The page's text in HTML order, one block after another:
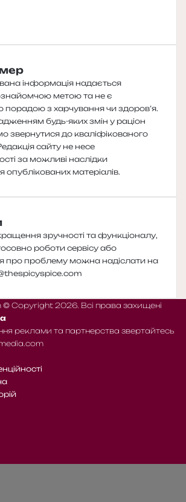
інформація надається
метою та не є
з харчування чи здоров’я.
будь-яких змін у раціон
звернутися до кваліфікованого
сайту не несе
за можливі наслідки
опублікованих матеріалів.
зручності та функціоналу,
роботи сервісу або
про проблему можна надіслати на
Copyright 2026. Всі права захищені
реклами та партнерства звертайтесь